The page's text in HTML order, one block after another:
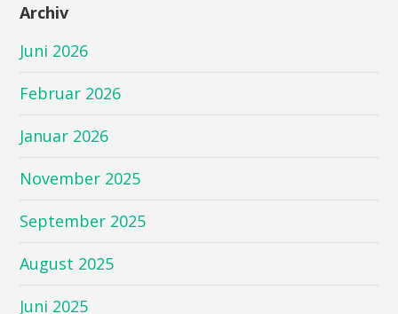
Archiv
Juni 2026
Februar 2026
Januar 2026
November 2025
September 2025
August 2025
Juni 2025